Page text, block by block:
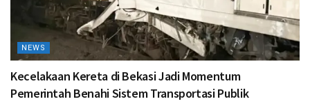
NEWS
Kecelakaan Kereta di Bekasi Jadi Momentum
Pemerintah Benahi Sistem Transportasi Publik